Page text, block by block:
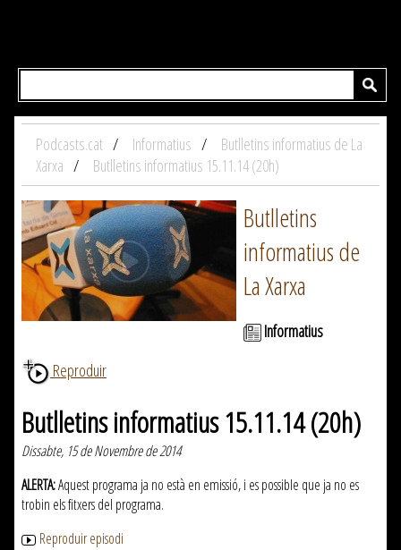
Podcasts.cat Informatius
Butlletins informatius de La
Xarxa
Butlletins informatius 15.11.14 (20h)
Butlletins
informatius de
La Xarxa
Informatius
Reproduir
Butlletins informatius 15.11.14 (20h)
Dissabte, 15 de Novembre de 2014
ALERTA:Aquest programa ja no està en emissió, i es possible que ja no es
trobin els fitxers del programa.
Reproduir episodi